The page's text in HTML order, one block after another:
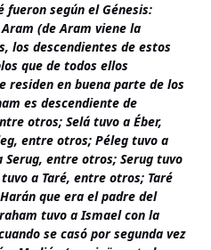
fueron según el Génesis:
(de Aram viene la
los descendientes de estos
que de todos ellos
residen en buena parte de los
es descendiente de
otros; Selá tuvo a Éber,
entre otros; Péleg tuvo a
entre otros; Serug tuvo
a Taré, entre otros; Taré
que era el padre del
tuvo a Ismael con la
se casó por segunda vez